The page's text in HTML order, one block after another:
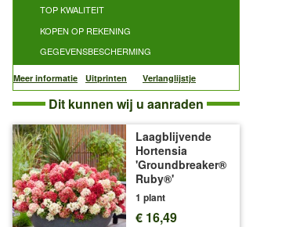
TOP KWALITEIT
KOPEN OP REKENING
GEGEVENSBESCHERMING
Meer informatie Uitprinten Verlanglijstje
Dit kunnen wij u aanraden
Laagblijvende
Hortensia
'Groundbreaker®
Ruby®'
1 plant
€ 16,49